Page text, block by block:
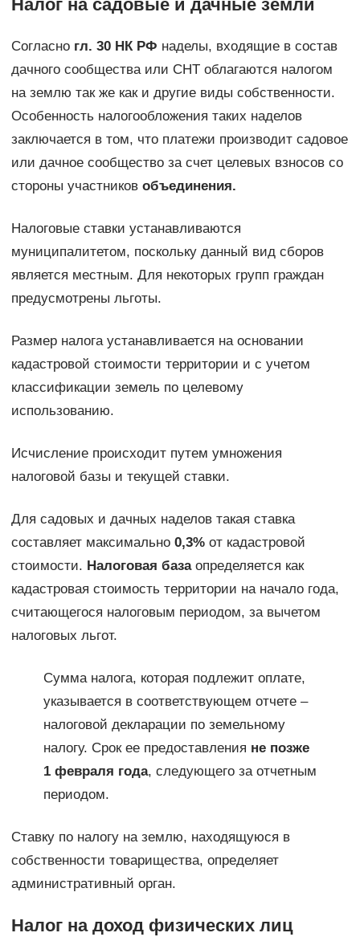
Налог на садовые и дачные земли
Согласно гл. 30 НК РФ наделы, входящие в состав
дачного сообщества или СНТ облагаются налогом
на землю так же как и другие виды собственности.
Особенность налогообложения таких наделов
заключается в том, что платежи производит садовое
или дачное сообщество за счет целевых взносов со
стороны участников объединения.
Налоговые ставки устанавливаются
муниципалитетом, поскольку данный вид сборов
является местным. Для некоторых групп граждан
предусмотрены льготы.
Размер налога устанавливается на основании
кадастровой стоимости территории и с учетом
классификации земель по целевому
использованию.
Исчисление происходит путем умножения
налоговой базы и текущей ставки.
Для садовых и дачных наделов такая ставка
составляет максимально 0,3%от кадастровой
стоимости. Налоговая базаопределяется как
кадастровая стоимость территории на начало года,
считающегося налоговым периодом, за вычетом
налоговых льгот.
Сумма налога, которая подлежит оплате,
указывается в соответствующем отчете –
налоговой декларации по земельному
налогу. Срок ее предоставления не позже
1 февраля года, следующего за отчетным
периодом.
Ставку по налогу на землю, находящуюся в
собственности товарищества, определяет
административный орган.
Налог на доход физических лиц